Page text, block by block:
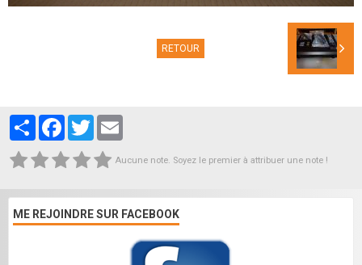
RETOUR
PartagerFacebook
Twitter
Aucune note. Soyez le premier à attribuer une note !
ME REJOINDRE SUR FACEBOOK